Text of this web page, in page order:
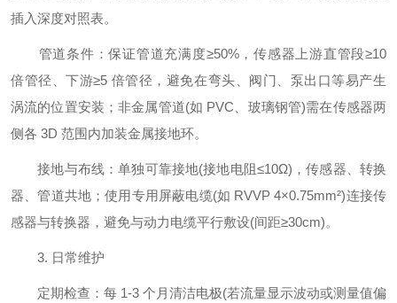
插入深度对照表。
管道条件：保证管道充满度≥50%，传感器上游直管段≥10
倍管径、下游≥5 倍管径，避免在弯头、阀门、泵出口等易产生
涡流的位置安装；非金属管道(如 PVC、玻璃钢管)需在传感器两
侧各 3D 范围内加装金属接地环。
接地与布线：单独可靠接地(接地电阻≤10Ω)，传感器、转换
器、管道共地；使用专用屏蔽电缆(如 RVVP 4×0.75mm²)连接传
感器与转换器，避免与动力电缆平行敷设(间距≥30cm)。
3. 日常维护
定期检查：每 1-3 个月清洁电极(若流量显示波动或测量值偏